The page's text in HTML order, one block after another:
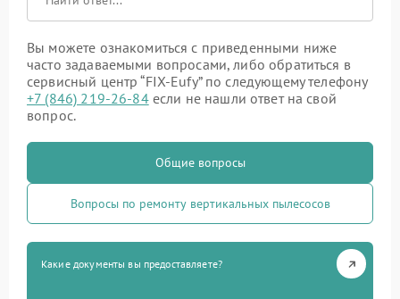
Вы можете ознакомиться с приведенными ниже
часто задаваемыми вопросами, либо обратиться в
сервисный центр “FIX-Eufy” по следующему телефону
+7 (846) 219-26-84если не нашли ответ на свой
вопрос.
Общие вопросы
Вопросы по ремонту вертикальных пылесосов
Какие документы вы предоставляете?